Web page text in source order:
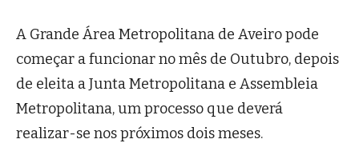
A Grande Área Metropolitana de Aveiro pode
começar a funcionar no mês de Outubro, depois
de eleita a Junta Metropolitana e Assembleia
Metropolitana, um processo que deverá
realizar-se nos próximos dois meses.